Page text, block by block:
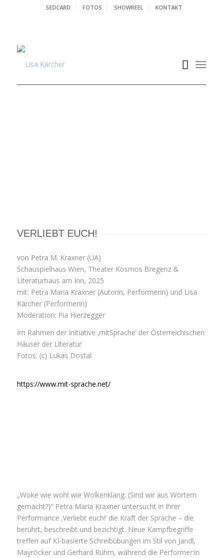
SEDCARD FOTOS SHOWREEL KONTAKT
VERLIEBT EUCH!
von Petra M. Kraxner (UA)
Schauspielhaus Wien, Theater Kosmos Bregenz &
Literaturhaus am Inn, 2025
mit: Petra Maria Kraxner (Autorin, Performerin) und Lisa
Kärcher (Performerin)
Moderation: Pia Hierzegger
Im Rahmen der Initiative ‚mitSprache‘ der Österreichischen
Häuser der Literatur
Fotos: (c) Lukas Dostal
https://www.mit-sprache.net/
„Woke wie wohl wie Wolkenklang. (Sind wir aus Wörtern
gemacht?)“ Petra Maria Kraxner untersucht in ihrer
Performance ‚Verliebt euch!‘ die Kraft der Sprache – die
berührt, beschreibt und bezichtigt. Neue Kampfbegriffe
treffen auf KI-basierte Schreibübungen im Stil von Jandl,
Mayröcker und Gerhard Rühm, während die Performer:in